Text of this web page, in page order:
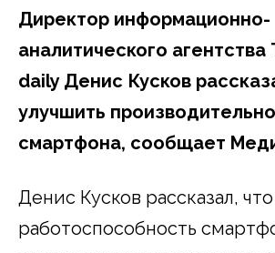
Директор информационно-
аналитического
daily Денис Кусков
улучшить
смартфона, сообщает
Денис Кусков рассказал, что
работоспособность